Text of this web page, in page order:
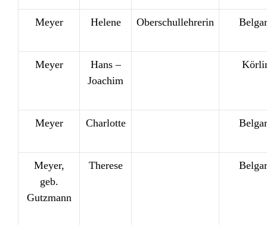
Meyer Helene Oberschullehrerin
Meyer
Hans –
Joachim
Meyer Charlotte
Meyer,
geb.
Gutzmann
Therese